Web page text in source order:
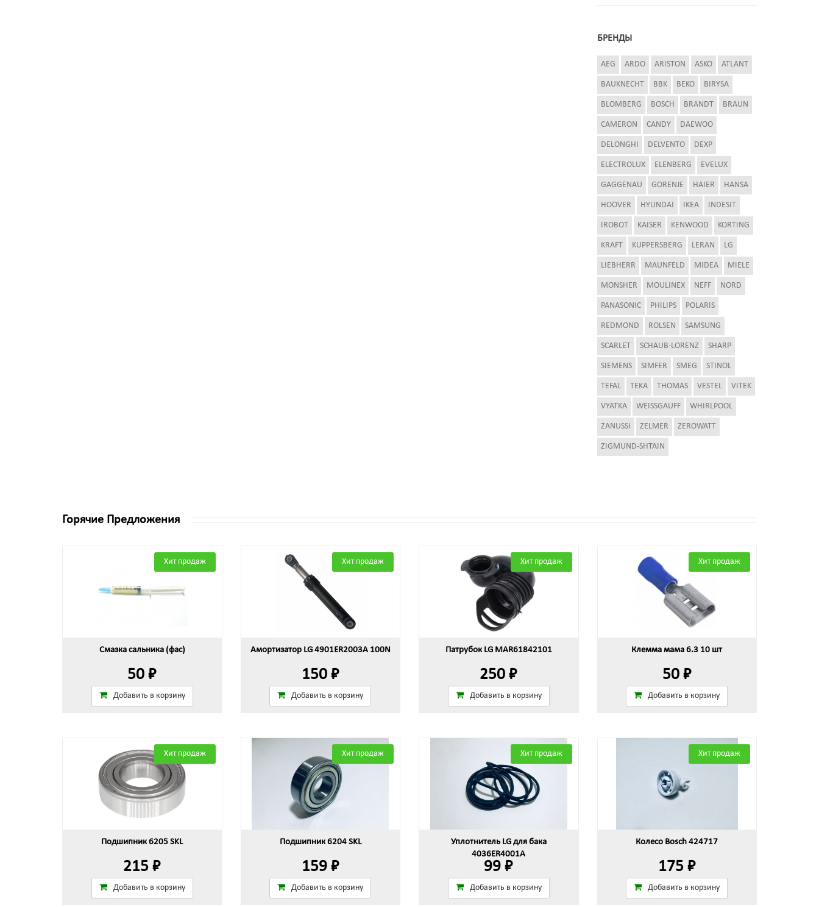
БРЕНДЫ
AEG ARDO ARISTON ASKO ATLANT
BAUKNECHT BBK BEKO BIRYSA
BLOMBERG BOSCH BRANDT BRAUN
CAMERON CANDY DAEWOO
DELONGHI DELVENTO DEXP
ELECTROLUX ELENBERG EVELUX
GAGGENAU GORENJE HAIER HANSA
HOOVER HYUNDAI IKEA INDESIT
IROBOT KAISER KENWOOD KORTING
KRAFT KUPPERSBERG LERAN LG
LIEBHERR MAUNFELD MIDEA MIELE
MONSHER MOULINEX NEFF NORD
PANASONIC PHILIPS POLARIS
REDMOND ROLSEN SAMSUNG
SCARLET SCHAUB-LORENZ SHARP
SIEMENS SIMFER SMEG STINOL
TEFAL TEKA THOMAS VESTEL VITEK
VYATKA WEISSGAUFF WHIRLPOOL
ZANUSSI ZELMER ZEROWATT
ZIGMUND-SHTAIN
Горячие Предложения
Хит продаж
Смазка сальника (фас)
50 ₽
Добавить в корзину
Хит продаж
Амортизатор LG 4901ER2003A 100N
150 ₽
Добавить в корзину
Хит продаж
Патрубок LG MAR61842101
250 ₽
Добавить в корзину
Хит продаж
Клемма мама 6.3 10 шт
50 ₽
Добавить в корзину
Хит продаж
Подшипник 6205 SKL
215 ₽
Добавить в корзину
Хит продаж
Подшипник 6204 SKL
159 ₽
Добавить в корзину
Хит продаж
Уплотнитель LG для бака
4036ER4001A
99 ₽
Добавить в корзину
Хит продаж
Колесо Bosch 424717
175 ₽
Добавить в корзину